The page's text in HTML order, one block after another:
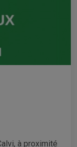
à proximité